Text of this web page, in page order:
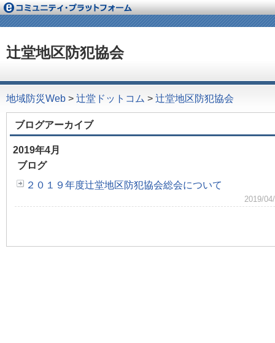
辻堂地区防犯協会
地域防災Web > 辻堂ドットコム > 辻堂地区防犯協会
ブログアーカイブ
2019年4月
ブログ
２０１９年度辻堂地区防犯協会総会について
2019/